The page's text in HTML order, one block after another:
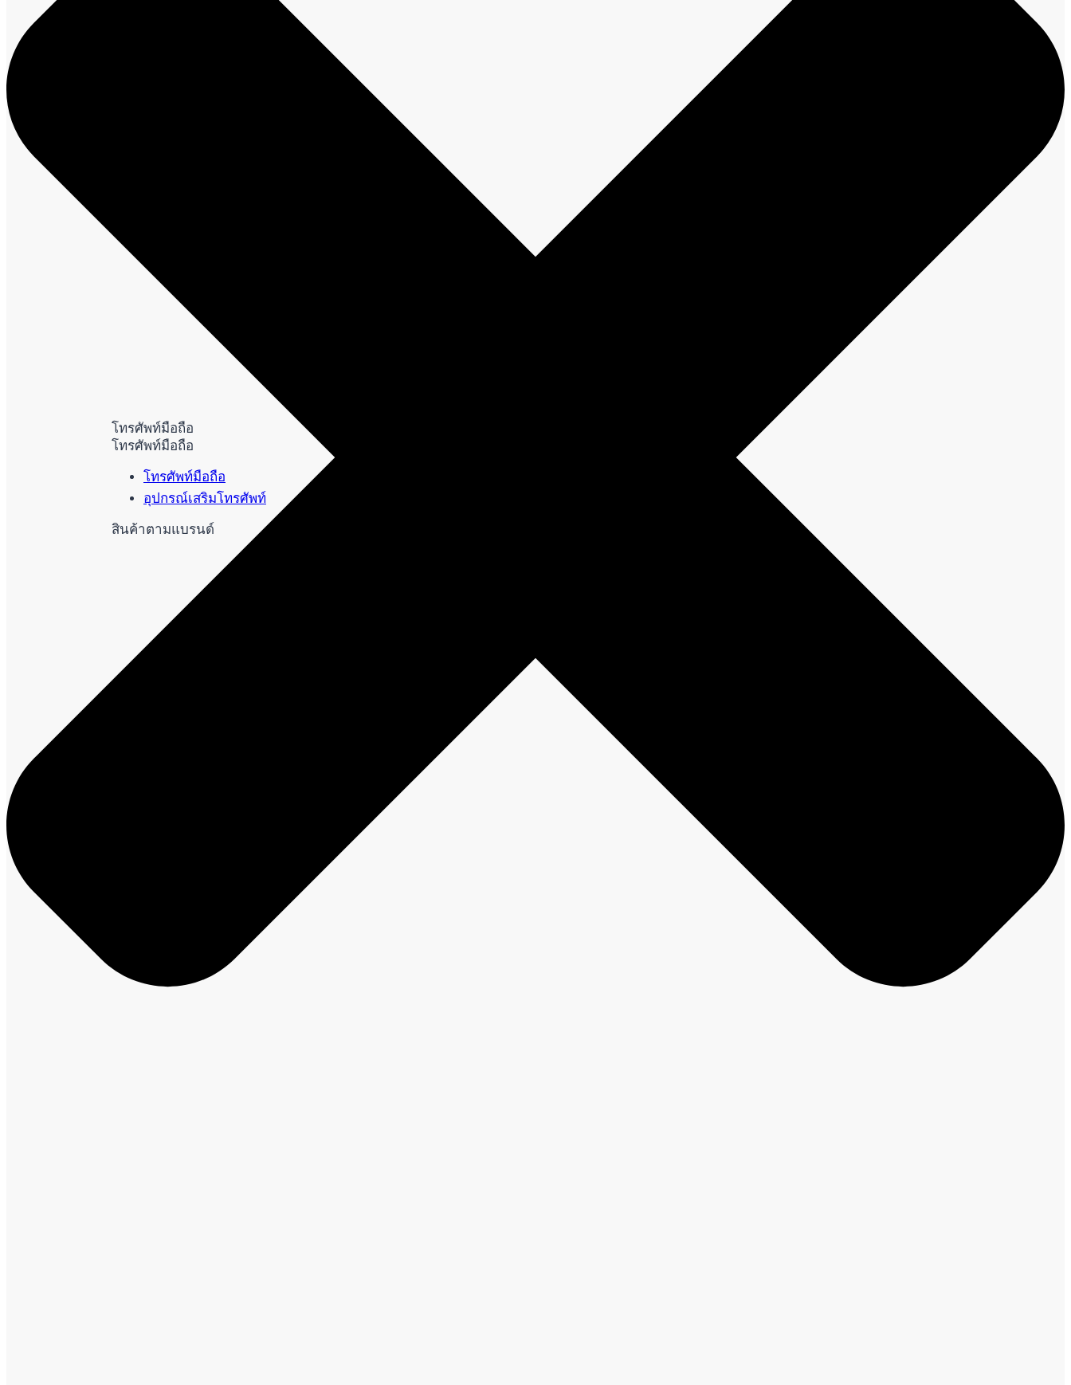
โทรศัพท์มือถือ
โทรศัพท์มือถือ
โทรศัพท์มือถือ
อุปกรณ์เสริมโทรศัพท์
สินค้าตามแบรนด์